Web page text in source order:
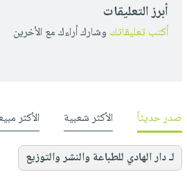
أبرز التعليقات
أكتب تعليقاتك وشارك أراءك مع الأخرين
صدر حديثاً الأكثر شعبية الأكثر
لـ دار الهادي للطباعة والنشر والتوزيع